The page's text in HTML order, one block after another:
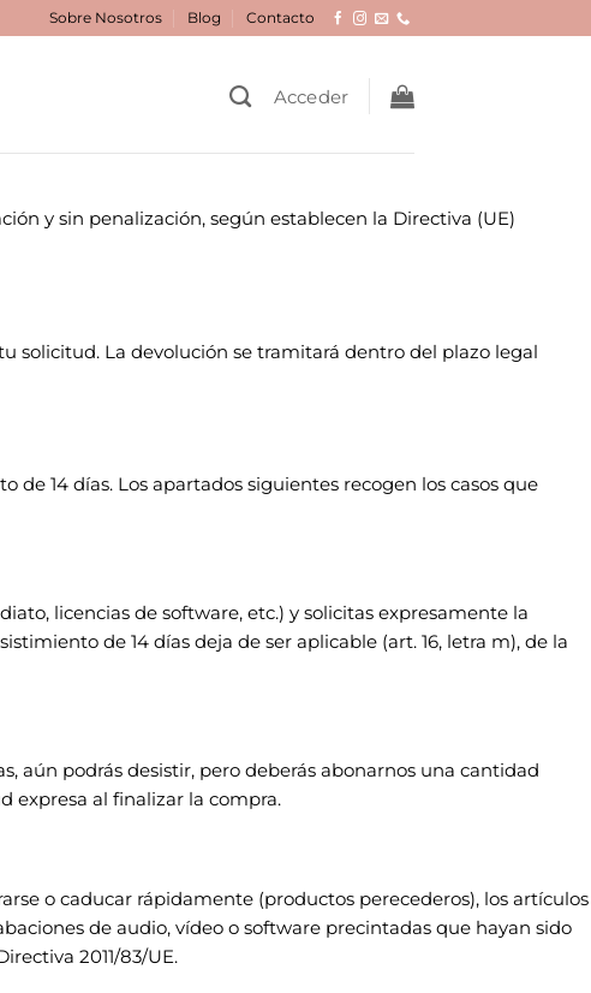
Sobre Nosotros Blog Contacto
Acceder
y sin penalización, según establecen la Directiva (UE)
solicitud. La devolución se tramitará dentro del plazo legal
de 14 días. Los apartados siguientes recogen los casos que
licencias de software, etc.) y solicitas expresamente la
de 14 días deja de ser aplicable (art. 16, letra m), de la
aún podrás desistir, pero deberás abonarnos una cantidad
expresa al finalizar la compra.
o caducar rápidamente (productos perecederos), los artículos
de audio, vídeo o software precintadas que hayan sido
2011/83/UE.